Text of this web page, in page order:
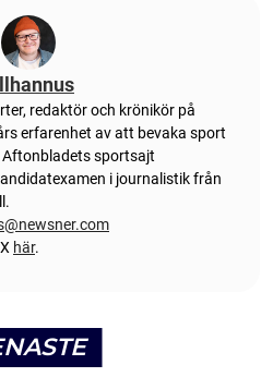
redaktör och krönikör på
erfarenhet av att bevaka sport
sportsajt
i journalistik från
här.